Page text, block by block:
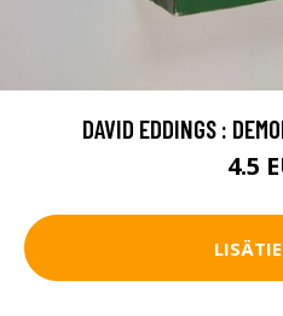
DAVID EDDINGS :
4.5